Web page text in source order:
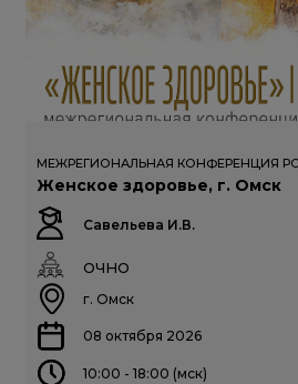
МЕЖРЕГИОНАЛЬНАЯ КОНФЕРЕНЦИЯ
Женское здоровье, г. Омск
Савельева И.В.
ОЧНО
г. Омск
08 октября 2026
10:00 - 18:00 (мск)